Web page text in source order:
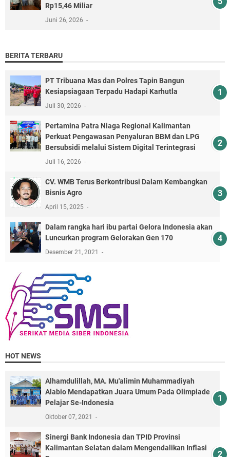
Rp15,46 Miliar
Juni 26, 2026
BERITA TERBARU
PT Tribuana Mas dan Polres Tapin Bangun
Kesiapsiagaan Terpadu Hadapi Karhutla
Juli 30, 2026
Pertamina Patra Niaga Regional Kalimantan
Perkuat Pengawasan Penyaluran BBM dan LPG
Bersubsidi melalui Sistem Digital Terintegrasi
Juli 16, 2026
CV. WMB Terus Berkontribusi Dalam Kembangkan
Bisnis Agro
April 15, 2025
Dalam rangka hari ibu partai Gelora Indonesia akan
Luncurkan program Gelorakan Gen 170
Desember 21, 2021
HOT NEWS
Alhamdulillah, MA. Mu'alimin Muhammadiyah
Alabio Mendapatkan Juara Umum Pada Olimpiade
Pelajar Se-Indonesia
Oktober 07, 2021
Sinergi Bank Indonesia dan TPID Provinsi
Kalimantan Selatan dalam Mengendalikan Inflasi